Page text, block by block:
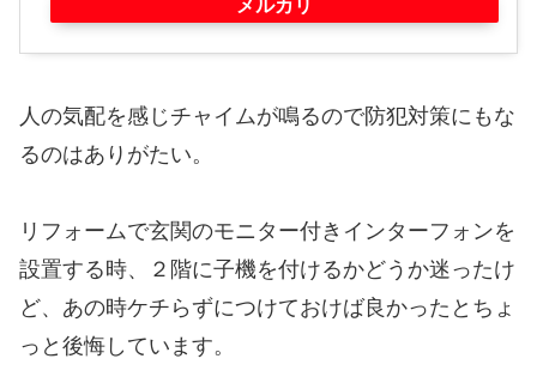
メルカリ
人の気配を感じチャイムが鳴るので防犯対策にもな
るのはありがたい。
リフォームで玄関のモニター付きインターフォンを
設置する時、２階に子機を付けるかどうか迷ったけ
ど、あの時ケチらずにつけておけば良かったとちょ
っと後悔しています。